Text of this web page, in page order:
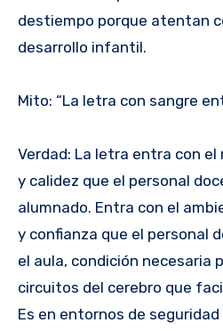
destiempo porque atentan
desarrollo infantil.
Mito: “La letra con sangre
Verdad: La letra entra con
y calidez que el personal
alumnado. Entra con el
y confianza que el personal
el aula, condición necesaria
circuitos del cerebro que
Es en entornos de